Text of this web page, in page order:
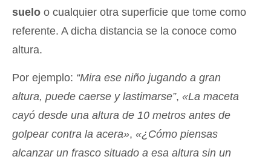
suelo o cualquier otra superficie que tome como
referente. A dicha distancia se la conoce como
altura.
Por ejemplo: “Mira ese niño jugando a gran
altura, puede caerse y lastimarse”, «La maceta
cayó desde una altura de 10 metros antes de
golpear contra la acera», «¿Cómo piensas
alcanzar un frasco situado a esa altura sin un